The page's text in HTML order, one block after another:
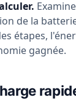
de la
étapes,
gagnée.